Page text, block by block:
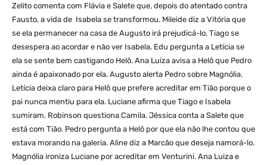
Zelito comenta com Flávia e Salete que, depois do atentado contra
Fausto, a vida de Isabela se transformou. Mileide diz a Vitória que
se ela permanecer na casa de Augusto irá prejudicá-lo. Tiago se
desespera ao acordar e não ver Isabela. Edu pergunta a Letícia se
ela se sente bem castigando Helô. Ana Luiza avisa a Helô que Pedro
ainda é apaixonado por ela. Augusto alerta Pedro sobre Magnólia.
Letícia deixa claro para Helô que prefere acreditar em Tião porque o
pai nunca mentiu para ela. Luciane afirma que Tiago e Isabela
sumiram. Robinson questiona Camila. Jéssica conta a Salete que
está com Tião. Pedro pergunta a Helô por que ela não lhe contou que
estava morando na galeria. Aline diz a Marcão que deseja namorá-lo.
Magnólia ironiza Luciane por acreditar em Venturini. Ana Luiza e